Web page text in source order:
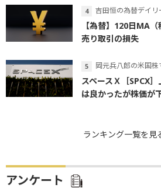
吉田恒の為替デイリ
【為替】120日MA
売り取引の損失
岡元兵八郎の米国
スペースＸ［SPCX
は良かったが株価が
ランキング一覧を見
アンケート